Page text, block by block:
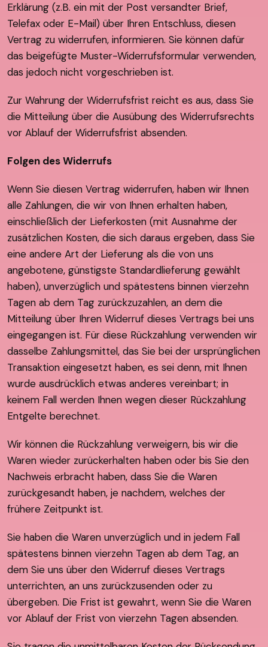
Erklärung (z.B. ein mit der Post versandter Brief,
Telefax oder E-Mail) über Ihren Entschluss, diesen
Vertrag zu widerrufen, informieren. Sie können dafür
das beigefügte Muster-Widerrufsformular verwenden,
das jedoch nicht vorgeschrieben ist.
Zur Wahrung der Widerrufsfrist reicht es aus, dass Sie
die Mitteilung über die Ausübung des Widerrufsrechts
vor Ablauf der Widerrufsfrist absenden.
Folgen des Widerrufs
Wenn Sie diesen Vertrag widerrufen, haben wir Ihnen
alle Zahlungen, die wir von Ihnen erhalten haben,
einschließlich der Lieferkosten (mit Ausnahme der
zusätzlichen Kosten, die sich daraus ergeben, dass Sie
eine andere Art der Lieferung als die von uns
angebotene, günstigste Standardlieferung gewählt
haben), unverzüglich und spätestens binnen vierzehn
Tagen ab dem Tag zurückzuzahlen, an dem die
Mitteilung über Ihren Widerruf dieses Vertrags bei uns
eingegangen ist. Für diese Rückzahlung verwenden wir
dasselbe Zahlungsmittel, das Sie bei der ursprünglichen
Transaktion eingesetzt haben, es sei denn, mit Ihnen
wurde ausdrücklich etwas anderes vereinbart; in
keinem Fall werden Ihnen wegen dieser Rückzahlung
Entgelte berechnet.
Wir können die Rückzahlung verweigern, bis wir die
Waren wieder zurückerhalten haben oder bis Sie den
Nachweis erbracht haben, dass Sie die Waren
zurückgesandt haben, je nachdem, welches der
frühere Zeitpunkt ist.
Sie haben die Waren unverzüglich und in jedem Fall
spätestens binnen vierzehn Tagen ab dem Tag, an
dem Sie uns über den Widerruf dieses Vertrags
unterrichten, an uns zurückzusenden oder zu
übergeben. Die Frist ist gewahrt, wenn Sie die Waren
vor Ablauf der Frist von vierzehn Tagen absenden.